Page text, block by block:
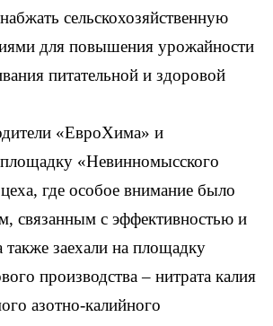
сельскохозяйственную
для повышения урожайности
питательной и здоровой
«ЕвроХима» и
«Невинномысского
где особое внимание было
связанным с эффективностью и
также заехали на площадку
производства – нитрата калия
азотно-калийного